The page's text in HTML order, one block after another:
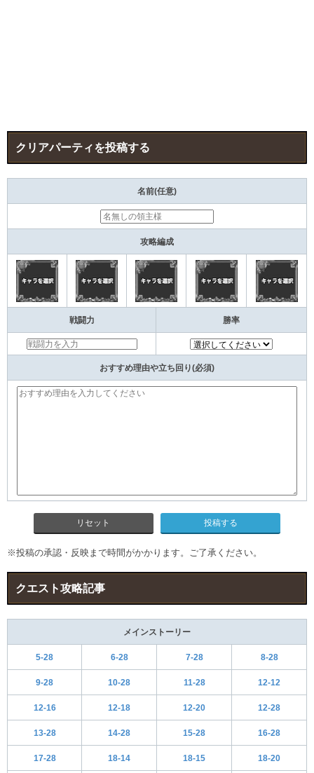
クリアパーティを投稿する
名前(任意)
攻略編成
戦闘力 勝率
おすすめ理由や立ち回り(必須)
リセット
※投稿の承認・反映まで時間がかかります。ご了承ください。
クエスト攻略記事
メインストーリー
5-28 6-28 7-28 8-28
9-28 10-28 11-28 12-12
12-16 12-18 12-20 12-28
13-28 14-28 15-28 16-28
17-28 18-14 18-15 18-20